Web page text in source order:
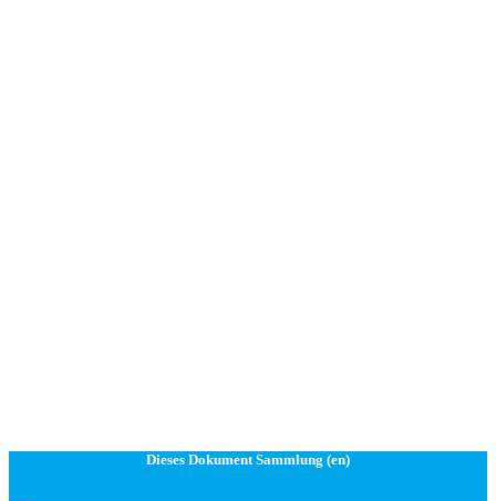
Dieses Dokument Sammlung (en)